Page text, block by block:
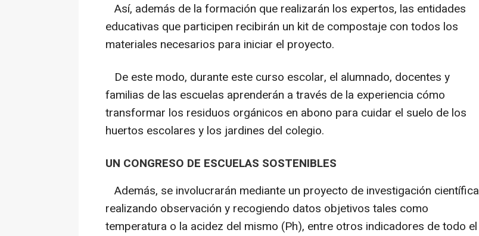
Así, además de la formación que realizarán los expertos, las entidades
educativas que participen recibirán un kit de compostaje con todos los
materiales necesarios para iniciar el proyecto.
De este modo, durante este curso escolar, el alumnado, docentes y
familias de las escuelas aprenderán a través de la experiencia cómo
transformar los residuos orgánicos en abono para cuidar el suelo de los
huertos escolares y los jardines del colegio.
UN CONGRESO DE ESCUELAS SOSTENIBLES
Además, se involucrarán mediante un proyecto de investigación científica
realizando observación y recogiendo datos objetivos tales como
temperatura o la acidez del mismo (Ph), entre otros indicadores de todo el